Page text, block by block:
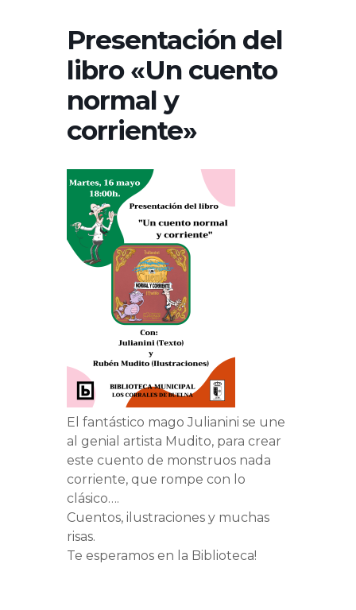
Presentación del
libro «Un cuento
normal y
corriente»
El fantástico mago Julianini se une
al genial artista Mudito, para crear
este cuento de monstruos nada
corriente, que rompe con lo
clásico….
Cuentos, ilustraciones y muchas
risas.
Te esperamos en la Biblioteca!